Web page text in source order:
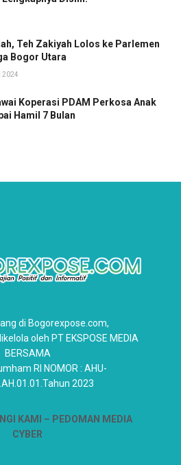
Teh Zakiyah Lolos ke Parlemen
Bogor Utara
2024
Koperasi PDAM Perkosa Anak
Hamil 7 Bulan
di Bogorexpose.com,
oleh PT EKSPOSE MEDIA
BERSAMA
RI NOMOR : AHU-
2023
KAMI – PEDOMAN MEDIA
CYBER